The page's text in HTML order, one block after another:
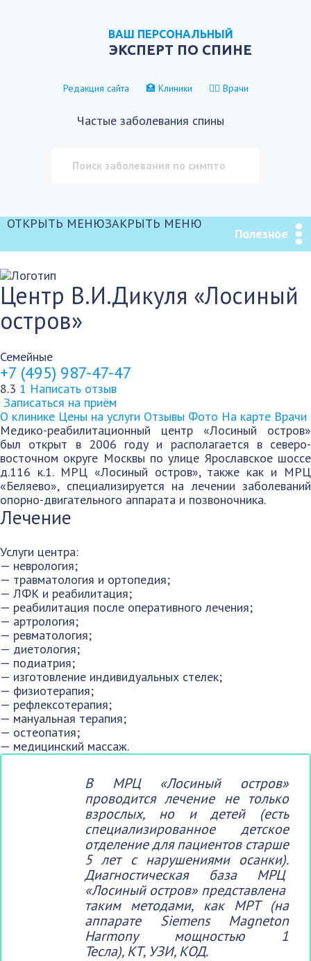
ВАШ ПЕРСОНАЛЬНЫЙ
ЭКСПЕРТ ПО СПИНЕ
Редакция сайта 🏥 Клиники 👨‍⚕️ Врачи
Частые заболевания спины
ОТКРЫТЬ МЕНЮЗАКРЫТЬ МЕНЮ
Полезное
Центр В.И.Дикуля «Лосиный
остров»
Семейные
+7 (495) 987-47-47
8.3 1 Написать отзыв
Записаться на приём
О клинике Цены на услуги Отзывы Фото На карте Врачи
Медико-реабилитационный центр «Лосиный остров»
был открыт в 2006 году и располагается в северо-
восточном округе Москвы по улице Ярославское шоссе
д.116 к.1. МРЦ «Лосиный остров», также как и МРЦ
«Беляево», специализируется на лечении заболеваний
опорно-двигательного аппарата и позвоночника.
Лечение
Услуги центра:
— неврология;
— травматология и ортопедия;
— ЛФК и реабилитация;
— реабилитация после оперативного лечения;
— артрология;
— ревматология;
— диетология;
— подиатрия;
— изготовление индивидуальных стелек;
— физиотерапия;
— рефлексотерапия;
— мануальная терапия;
— остеопатия;
— медицинский массаж.
В МРЦ «Лосиный остров»
проводится лечение не только
взрослых, но и детей (есть
специализированное детское
отделение для пациентов старше
5 лет с нарушениями осанки).
Диагностическая база МРЦ
«Лосиный остров» представлена
таким методами, как МРТ (на
аппарате Siemens Magneton
Harmony мощностью 1
Тесла), КТ, УЗИ, КОД.